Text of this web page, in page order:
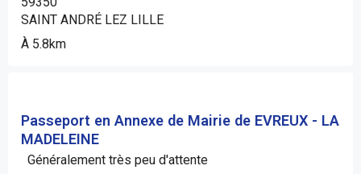
SAINT ANDRÉ LEZ LILLE
À 5.8km
Passeport en Annexe de Mairie de EVREUX - LA
MADELEINE
Généralement très peu d'attente